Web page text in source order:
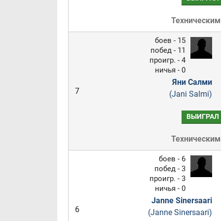
7
боев - 15
побед - 11
проигр. - 4
ничья - 0
Яни Салми
(Jani Salmi)
ВЫИГРАЛ
6
боев - 6
побед - 3
проигр. - 3
ничья - 0
Janne Sinersaari
(Janne Sinersaari)